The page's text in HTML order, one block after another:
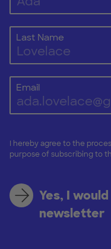
Last Name
Email
I hereby agree to the
purpose of subscribing to
Yes, I
newsletter